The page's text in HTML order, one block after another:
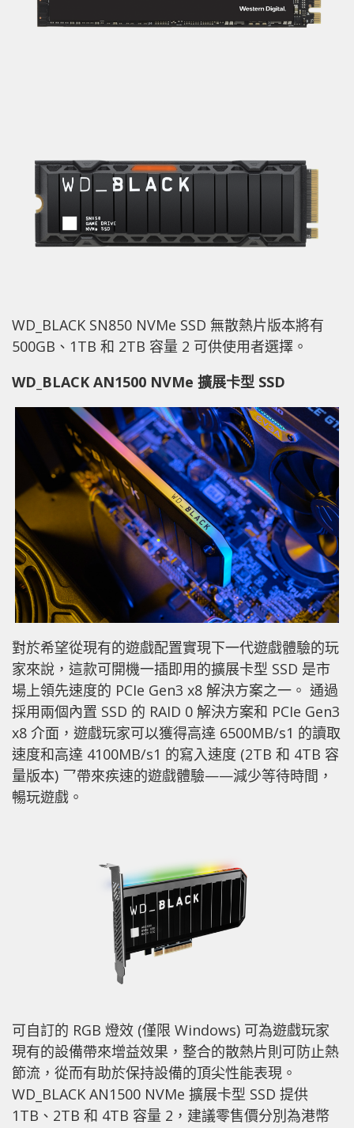
WD_BLACK SN850 NVMe SSD 無散熱片版本將有
500GB、1TB 和 2TB 容量 2 可供使用者選擇。
WD_BLACK AN1500 NVMe 擴展卡型 SSD
對於希望從現有的遊戲配置實現下一代遊戲體驗的玩
家來說，這款可開機一插即用的擴展卡型 SSD 是市
場上領先速度的 PCIe Gen3 x8 解決方案之一。 通過
採用兩個內置 SSD 的 RAID 0 解決方案和 PCIe Gen3
x8 介面，遊戲玩家可以獲得高達 6500MB/s1 的讀取
速度和高達 4100MB/s1 的寫入速度 (2TB 和 4TB 容
量版本) 乛帶來疾速的遊戲體驗——減少等待時間，
暢玩遊戲。
可自訂的 RGB 燈效 (僅限 Windows) 可為遊戲玩家
現有的設備帶來增益效果，整合的散熱片則可防止熱
節流，從而有助於保持設備的頂尖性能表現。
WD_BLACK AN1500 NVMe 擴展卡型 SSD 提供
1TB、2TB 和 4TB 容量 2，建議零售價分別為港幣